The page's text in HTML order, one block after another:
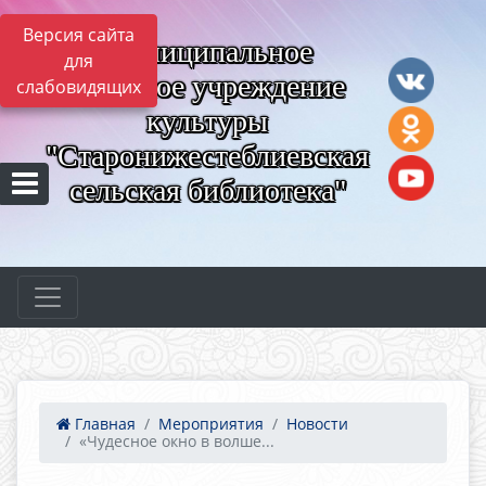
Версия сайта
для
слабовидящих
Муниципальное
казённое учреждение
культуры
"Старонижестеблиевская
сельская библиотека"
Главная Мероприятия
Новости
«Чудесное окно в волше...